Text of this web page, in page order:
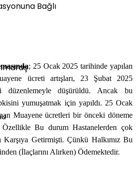
; 25 Ocak 2025 tarihinde yapılan
ücreti artışları, 23 Şubat 2025
düzenlemeyle düşürüldü. Ancak bu
yumuşatmak için yapıldı. 25 Ocak
Muayene ücretleri bir önceki döneme
Özellikle Bu durum Hastanelerden çok
Karşıya Getirmişti. Çünkü Halkımız Bu
(İlaçlarını Alırken) Ödemektedir.